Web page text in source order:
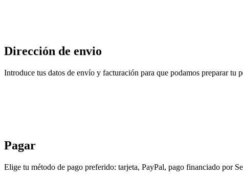
Dirección de envio
Introduce tus datos de envío y facturación para que podamos preparar tu
Pagar
Elige tu método de pago preferido: tarjeta, PayPal, pago financiado por